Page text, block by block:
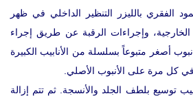
الفقري بالليزر التنظير الداخلي في ظهر
الخارجية، وإجراءات الرقبة عن طريق إجراء
أصغر متبوعاً بسلسلة من الأنابيب الكبيرة
كل مرة على الأنبوب الأصلي.
توسيع بلطف الجلد والأنسجة. ثم تتم إزالة